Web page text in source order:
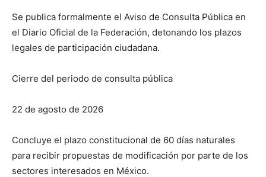
Se publica formalmente el Aviso de Consulta Pública en
el Diario Oficial de la Federación, detonando los plazos
legales de participación ciudadana.
Cierre del periodo de consulta pública
22 de agosto de 2026
Concluye el plazo constitucional de 60 días naturales
para recibir propuestas de modificación por parte de los
sectores interesados en México.